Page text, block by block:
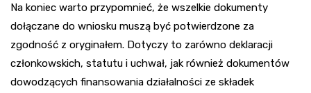
Na koniec warto przypomnieć, że wszelkie dokumenty
dołączane do wniosku muszą być potwierdzone za
zgodność z oryginałem. Dotyczy to zarówno deklaracji
członkowskich, statutu i uchwał, jak również dokumentów
dowodzących finansowania działalności ze składek